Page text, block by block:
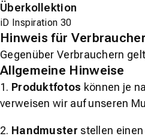
Überkollektion
iD Inspiration 30
Hinweis für Verbraucher
Gegenüber Verbrauchern
Allgemeine Hinweise
1. Produktfotos können je
verweisen wir auf unseren
2. Handmuster stellen